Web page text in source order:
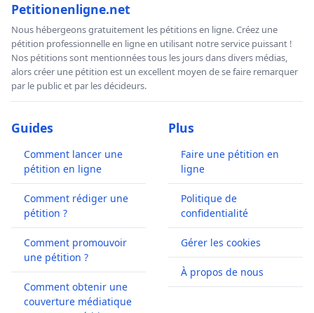
Petitionenligne.net
Nous hébergeons gratuitement les pétitions en ligne. Créez une
pétition professionnelle en ligne en utilisant notre service puissant !
Nos pétitions sont mentionnées tous les jours dans divers médias,
alors créer une pétition est un excellent moyen de se faire remarquer
par le public et par les décideurs.
Guides
Comment lancer une
pétition en ligne
Comment rédiger une
pétition ?
Comment promouvoir
une pétition ?
Comment obtenir une
couverture médiatique
Plus
Faire une pétition en
ligne
Politique de
confidentialité
Gérer les cookies
À propos de nous